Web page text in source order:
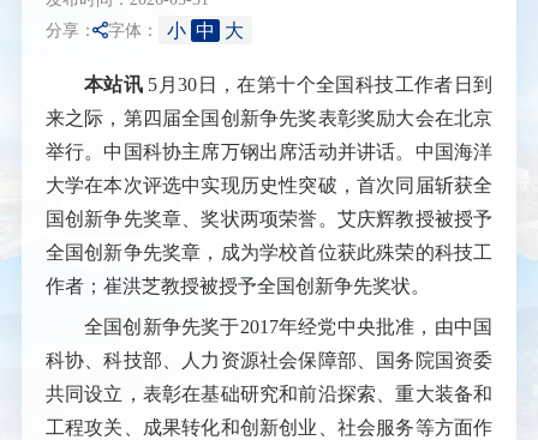
分享： 字体： 小 中 大
本站讯 5月30日，在第十个全国科技工作者日到
来之际，第四届全国创新争先奖表彰奖励大会在北京
举行。中国科协主席万钢出席活动并讲话。 中国海洋
大学在本次评选中实现历史性突破，首次同届斩获全
国创新争先奖章、奖状两项荣誉。 艾庆辉教授被授予
全国创新争先奖章，成为学校首位获此殊荣的科技工
作者；崔洪芝教授被授予全国创新争先奖状。
全国创新争先奖于2017年经党中央批准，由中国
科协、科技部、人力资源社会保障部、国务院国资委
共同设立，表彰在基础研究和前沿探索、重大装备和
工程攻关、成果转化和创新创业、社会服务等方面作